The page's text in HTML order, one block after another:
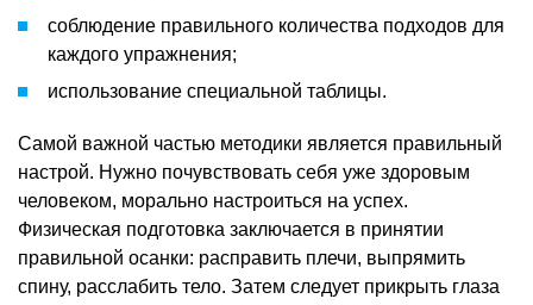
соблюдение правильного количества подходов для
каждого упражнения;
использование специальной таблицы.
Самой важной частью методики является правильный
настрой. Нужно почувствовать себя уже здоровым
человеком, морально настроиться на успех.
Физическая подготовка заключается в принятии
правильной осанки: расправить плечи, выпрямить
спину, расслабить тело. Затем следует прикрыть глаза